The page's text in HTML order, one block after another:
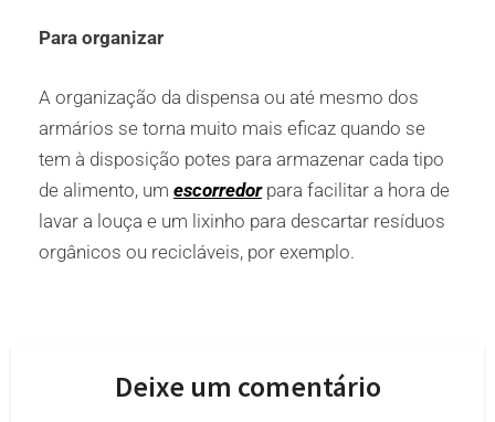
Para organizar
A organização da dispensa ou até mesmo dos
armários se torna muito mais eficaz quando se
tem à disposição potes para armazenar cada tipo
de alimento, um escorredorpara facilitar a hora de
lavar a louça e um lixinho para descartar resíduos
orgânicos ou recicláveis, por exemplo.
Deixe um comentário